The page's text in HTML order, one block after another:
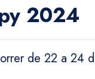
2024
de 22 a 24